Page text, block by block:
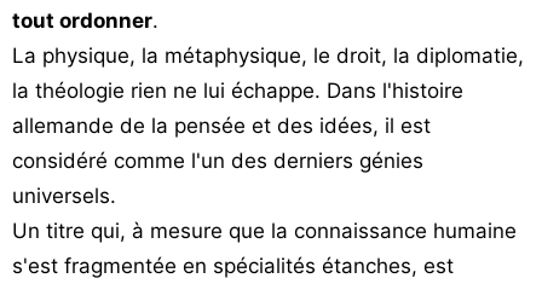
tout ordonner.
La physique, la métaphysique, le droit, la diplomatie,
la théologie rien ne lui échappe. Dans l'histoire
allemande de la pensée et des idées, il est
considéré comme l'un des derniers génies
universels.
Un titre qui, à mesure que la connaissance humaine
s'est fragmentée en spécialités étanches, est